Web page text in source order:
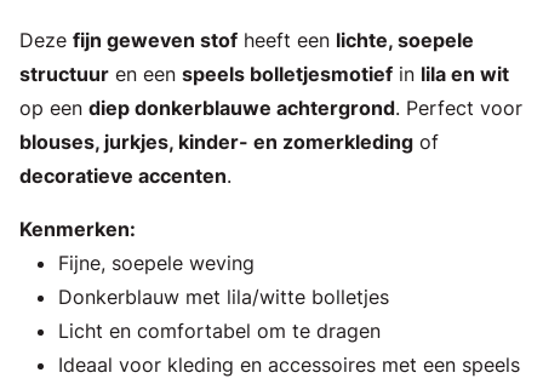
Deze fijn geweven stof heeft een lichte, soepele
structuur en een speels bolletjesmotief in lila en wit
op een diep donkerblauwe achtergrond. Perfect voor
blouses, jurkjes, kinder- en zomerkleding of
decoratieve accenten.
Kenmerken:
Fijne, soepele weving
Donkerblauw met lila/witte bolletjes
Licht en comfortabel om te dragen
Ideaal voor kleding en accessoires met een speels